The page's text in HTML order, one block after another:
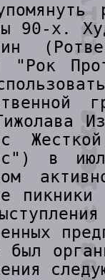
90-х.
"Рок
в
был